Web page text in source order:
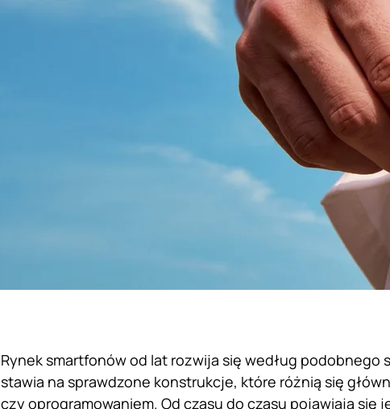
Rynek smartfonów od lat rozwija się według
stawia na sprawdzone konstrukcje, które różnią się
czy oprogramowaniem. Od czasu do czasu pojawiają się